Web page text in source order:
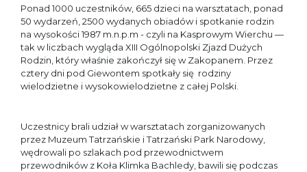
Ponad 1000 uczestników, 665 dzieci na warsztatach, ponad
50 wydarzeń, 2500 wydanych obiadów i spotkanie rodzin
na wysokości 1987 m.n.p.m - czyli na Kasprowym Wierchu —
tak w liczbach wygląda XIII Ogólnopolski Zjazd Dużych
Rodzin, który właśnie zakończył się w Zakopanem. Przez
cztery dni pod Giewontem spotkały się rodziny
wielodzietne i wysokowielodzietne z całej Polski.
Uczestnicy brali udział w warsztatach zorganizowanych
przez Muzeum Tatrzańskie i Tatrzański Park Narodowy,
wędrowali po szlakach pod przewodnictwem
przewodników z Koła Klimka Bachledy, bawili się podczas